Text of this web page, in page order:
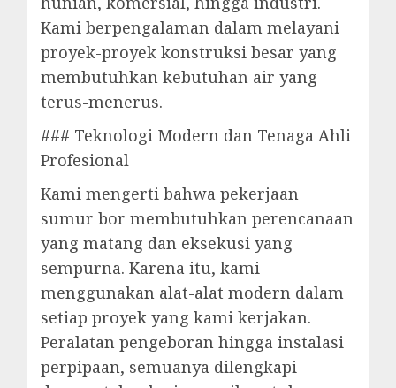
Kami berpengalaman dalam melayani
proyek-proyek konstruksi besar yang
membutuhkan kebutuhan air yang
terus-menerus.
### Teknologi Modern dan Tenaga Ahli
Profesional
Kami mengerti bahwa pekerjaan
sumur bor membutuhkan perencanaan
yang matang dan eksekusi yang
sempurna. Karena itu, kami
menggunakan alat-alat modern dalam
setiap proyek yang kami kerjakan.
Peralatan pengeboran hingga instalasi
perpipaan, semuanya dilengkapi